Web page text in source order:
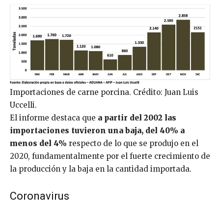
Importaciones de carne porcina. Crédito: Juan Luis
Uccelli.
El informe destaca que a partir del 2002 las
importaciones tuvieron una baja, del 40% a
menos del 4% respecto de lo que se produjo en el
2020, fundamentalmente por el fuerte crecimiento de
la producción y la baja en la cantidad importada.
Coronavirus